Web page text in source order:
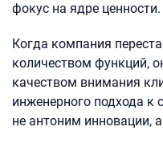
фокус на ядре ценности.
Когда компания
количеством функций,
качеством внимания
инженерного подхода к
не антоним инновации,